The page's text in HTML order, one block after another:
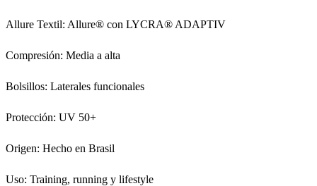
Allure Textil: Allure® con LYCRA® ADAPTIV
Compresión: Media a alta
Bolsillos: Laterales funcionales
Protección: UV 50+
Origen: Hecho en Brasil
Uso: Training, running y lifestyle